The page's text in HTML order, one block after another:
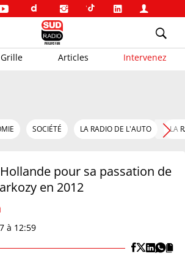
Grille Articles Intervenez
SOCIÉTÉ LA RADIO DE L'AUTO LA
pour sa passation de
en 2012
à 12:59